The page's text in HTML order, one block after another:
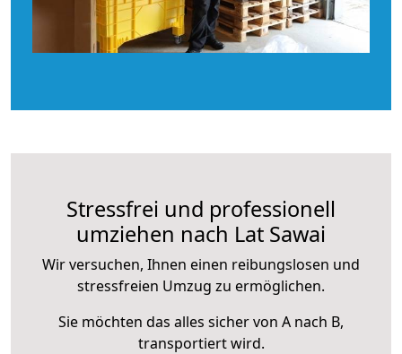
Stressfrei und professionell
umziehen nach Lat Sawai
Wir versuchen, Ihnen einen reibungslosen und
stressfreien Umzug zu ermöglichen.
Sie möchten das alles sicher von A nach B,
transportiert wird.